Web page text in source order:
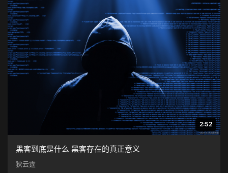
2:52
黑客到底是什么 黑客存在的真正意义
狄云霆